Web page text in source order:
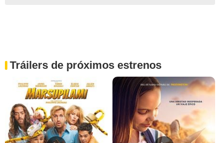
Tráilers de próximos estrenos